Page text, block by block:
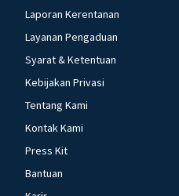
Laporan Kerentanan
Layanan Pengaduan
Syarat & Ketentuan
Kebijakan Privasi
Tentang Kami
Kontak Kami
Press Kit
Bantuan